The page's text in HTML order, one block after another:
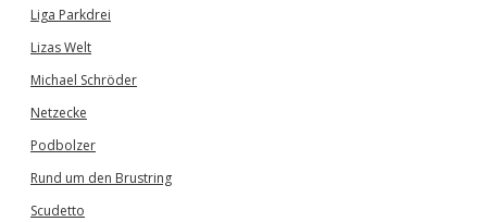
Liga Parkdrei
Lizas Welt
Michael Schröder
Netzecke
Podbolzer
Rund um den Brustring
Scudetto